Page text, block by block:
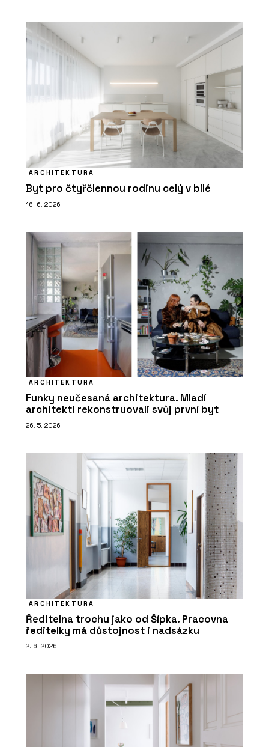
ARCHITEKTURA
Byt pro čtyřčlennou rodinu celý v bílé
16. 6. 2026
ARCHITEKTURA
Funky neučesaná architektura. Mladí
architekti rekonstruovali svůj první byt
26. 5. 2026
ARCHITEKTURA
Ředitelna trochu jako od Šípka. Pracovna
ředitelky má důstojnost i nadsázku
2. 6. 2026